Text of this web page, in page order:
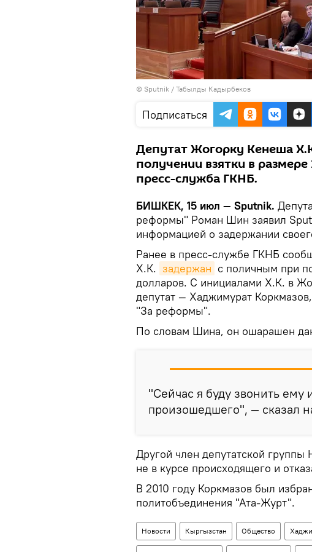
© Sputnik / Табылды Кадырбеков
Подписаться
Депутат Жогорку Кенеша
получении взятки в
пресс-служба ГКНБ.
БИШКЕК, 15 июл — Sputnik.
реформы" Роман Шин заявил
информацией о задержании
Ранее в пресс-службе ГКНБ
Х.К. задержан с поличным при
долларов. С инициалами Х.К. в
депутат — Хаджимурат
"За реформы".
По словам Шина, он ошарашен
"Сейчас я буду звонить ему
произошедшего", — сказал
Другой член депутатской
не в курсе происходящего и
В 2010 году Коркмазов был
политобъединения "Ата-Журт".
Новости Кыргызстан Общество